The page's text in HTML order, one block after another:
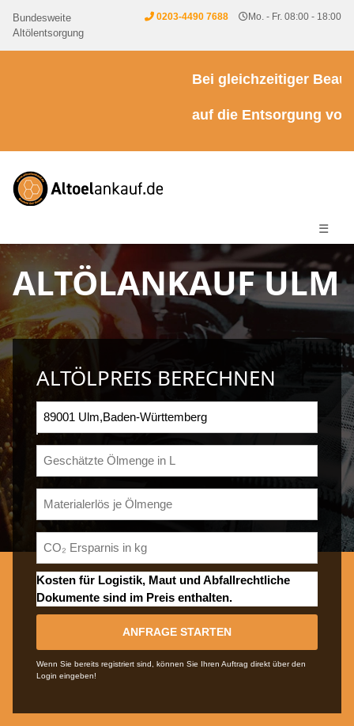
Bundesweite
Altölentsorgung
0203-4490 7688 Mo. - Fr. 08:00 - 18:00
Bei gleichzeitiger
auf die Entsorgung von
☰
ALTÖLANKAUF ULM
ALTÖLPREIS BERECHNEN
Kosten für Logistik, Maut und Abfallrechtliche
Dokumente sind im Preis enthalten.
ANFRAGE STARTEN
Wenn Sie bereits registriert sind, können Sie Ihren Auftrag direkt über den
Login eingeben!